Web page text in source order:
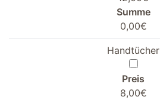
Summe
0,00€
Handtücher
Preis
8,00€